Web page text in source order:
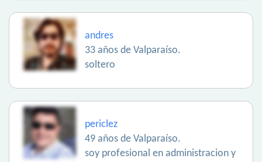
andres
33 años de Valparaíso.
soltero
periclez
49 años de Valparaíso.
soy profesional en administracion y